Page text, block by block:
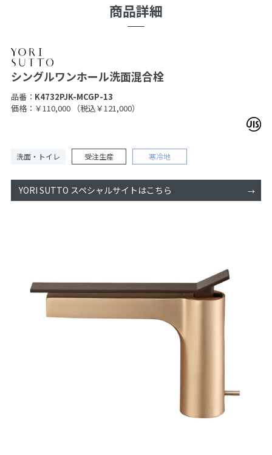
商品詳細
シングルワンホール洗面混合栓
品番： K4732PJK-MCGP-13
価格：￥110,000
（税込￥121,000）
洗面・トイレ 受注生産 寒冷地
YORI SUTTO スペシャルサイトはこちら